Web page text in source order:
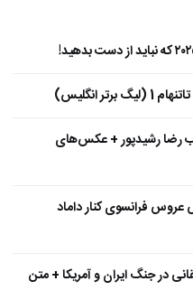
رضا رشیدپور + عکس‌های
عروس فرانسوی کنار داماد
در جنگ ایران و آمریکا + متن